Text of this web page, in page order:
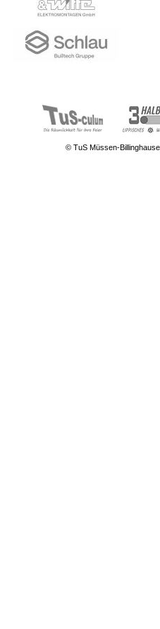
© TuS Müssen-